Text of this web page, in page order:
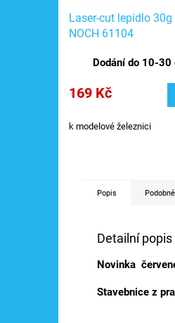
Laser-cut lepidlo
NOCH 61104
Dodání do 10-30
169 Kč
k modelové železnici
Popis
Detailní
Novinka
Stavebnice z